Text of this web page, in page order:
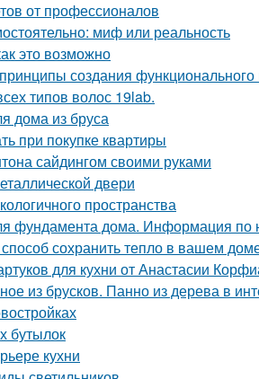
от профессионалов
миф или реальность
это возможно
создания
типов волос 19lab.
дома из бруса
при покупке квартиры
сайдингом своими руками
двери
пространства
фундамента дома. Информация по
сохранить тепло в вашем
для кухни от Анастасии
из брусков. Панно из дерева в
бутылок
кухни